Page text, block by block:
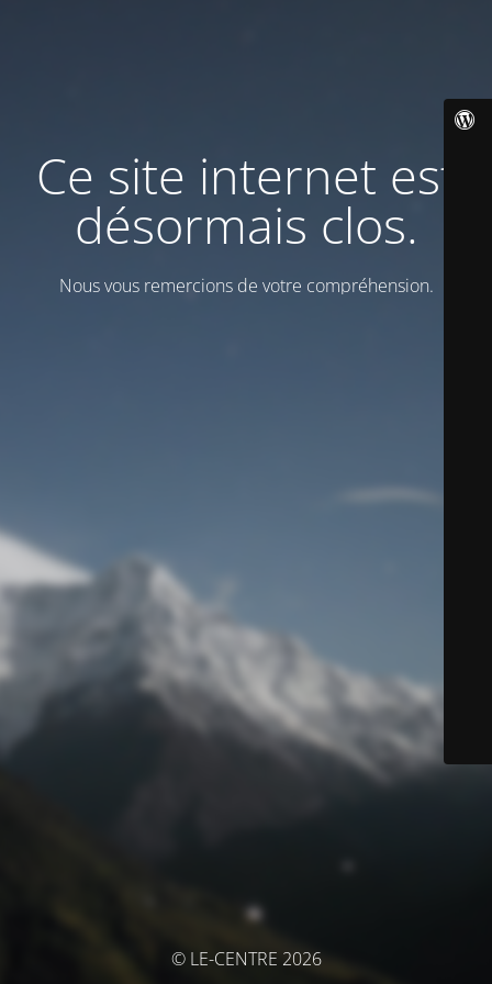
Ce site internet est
désormais clos.
Nous vous remercions de votre compréhension.
© LE-CENTRE 2026